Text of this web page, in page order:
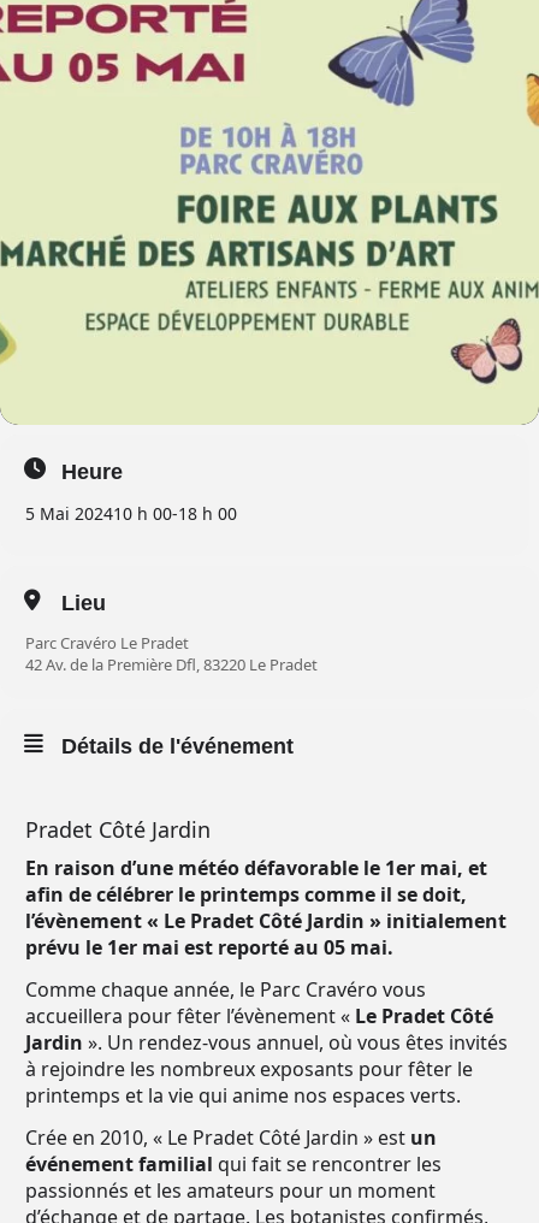
Heure
5 Mai 202410 h 00-18 h 00
Lieu
Parc Cravéro Le Pradet
42 Av. de la Première Dfl, 83220 Le Pradet
Détails de l'événement
Pradet Côté Jardin
En raison d’une météo défavorable le 1er mai, et
afin de célébrer le printemps comme il se doit,
l’évènement « Le Pradet Côté Jardin » initialement
prévu le 1er mai est reporté au 05 mai.
Comme chaque année, le Parc Cravéro vous
accueillera pour fêter l’évènement « Le Pradet Côté
Jardin ». Un rendez-vous annuel, où vous êtes invités
à rejoindre les nombreux exposants pour fêter le
printemps et la vie qui anime nos espaces verts.
Crée en 2010, « Le Pradet Côté Jardin » est un
événement familial qui fait se rencontrer les
passionnés et les amateurs pour un moment
d’échange et de partage. Les botanistes confirmés,